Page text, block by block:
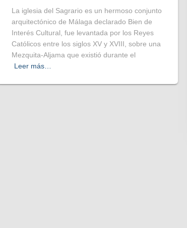
La iglesia del Sagrario es un hermoso conjunto
arquitectónico de Málaga declarado Bien de
Interés Cultural, fue levantada por los Reyes
Católicos entre los siglos XV y XVIII, sobre una
Mezquita-Aljama que existió durante el
Leer más…